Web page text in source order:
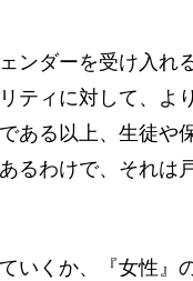
ンダーを受け入れ
ティに対して、よ
ある以上、生徒や
るわけで、それは
いくか、『女性』